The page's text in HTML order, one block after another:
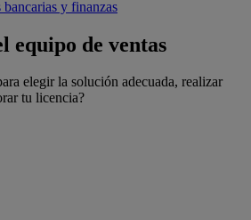
bancarias y finanzas
equipo de ventas
elegir la solución adecuada, realizar
tu licencia?